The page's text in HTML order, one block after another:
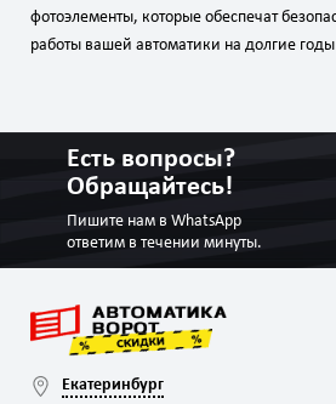
фотоэлементы, которые обеспечат
работы вашей автоматики на долгие
Есть вопросы?
Обращайтесь!
Пишите нам в WhatsApp
ответим в течении минуты.
Екатеринбург